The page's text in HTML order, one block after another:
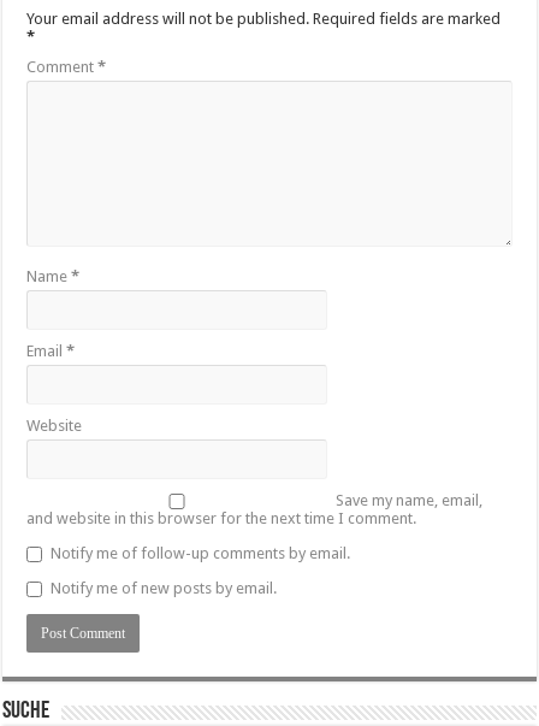
Your email address will not be published. Required fields are marked
*
Comment*
Name*
Email*
Website
Save my name, email,
and website in this browser for the next time I comment.
Notify me of follow-up comments by email.
Notify me of new posts by email.
SUCHE